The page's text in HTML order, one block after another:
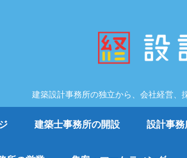
建築設計事務所の独立から、会社経営、
建築士事務所の開設 設計事務